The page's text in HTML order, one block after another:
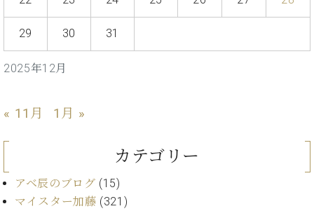
ヒ
タ
ジ
デ
取
り
組
み
ノ
号
ヒ
タ
く
前
デ
ィ
ア
情
報)
ャ
ン
ー・
店
店
ン・
か
本
に
ま
2025年12月
29 30 31
« 11月 1月 »
カテゴリー
アベ辰のブログ (15)
マイスター加藤 (321)